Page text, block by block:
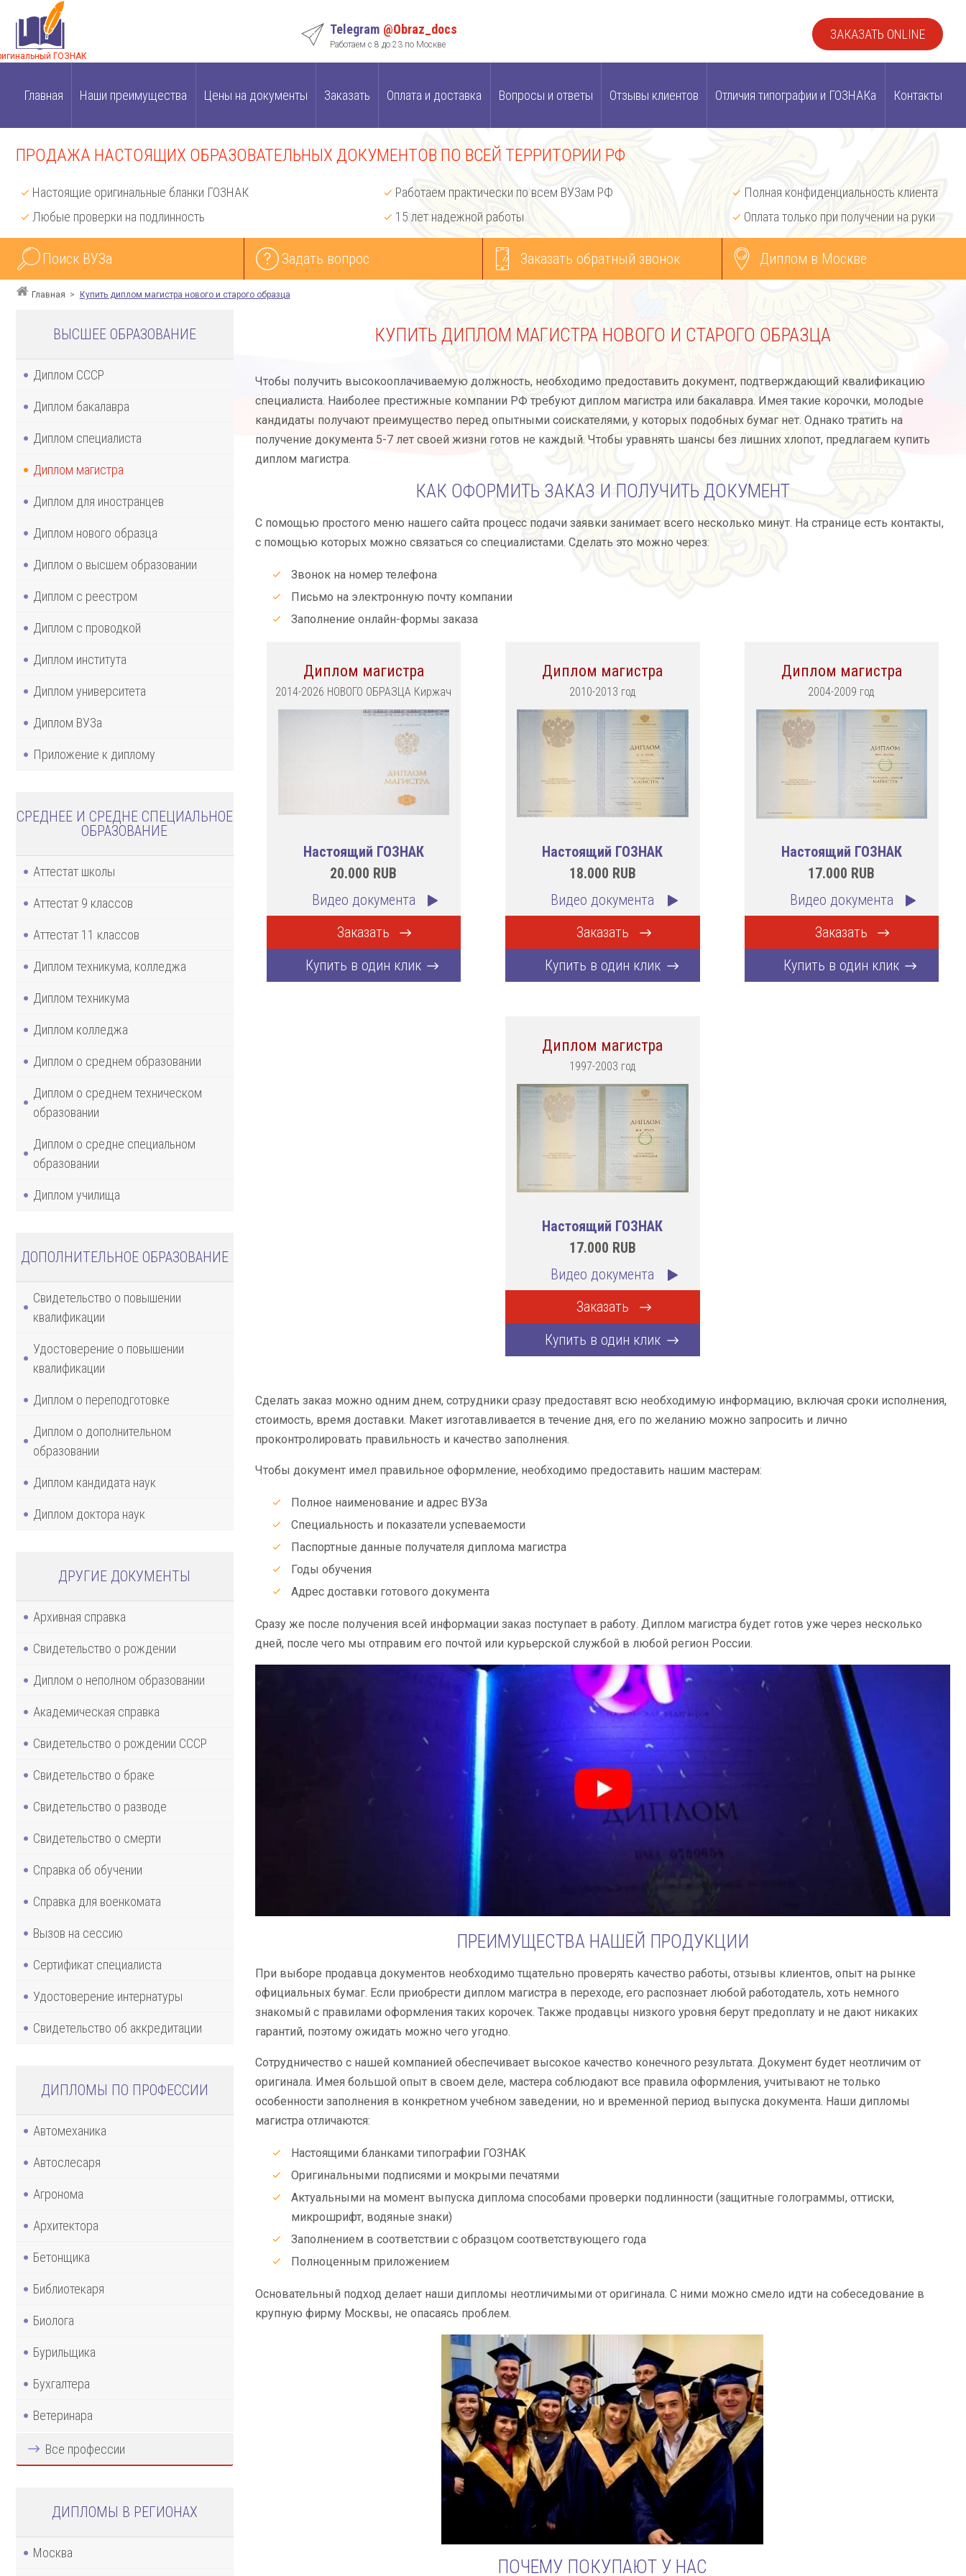
ГОЗНАК
Telegram @Obraz_docs
Работаем с 8 до 23 по Москве
ЗАКАЗАТЬ ONLINE
Главная Наши преимущества Цены на документы Заказать Оплата и доставка Вопросы и ответы Отзывы клиентов Отличия типографии и ГОЗНАКа Контакты
ПРОДАЖА НАСТОЯЩИХ ОБРАЗОВАТЕЛЬНЫХ ДОКУМЕНТОВ ПО ВСЕЙ ТЕРРИТОРИИ РФ
Настоящие оригинальные бланки ГОЗНАК
Любые проверки на подлинность
Работаем практически по всем ВУЗам РФ
15 лет надежной работы
Полная конфиденциальность клиента
Оплата только при получении на руки
Поиск ВУЗа Задать вопрос Заказать обратный звонок Диплом в Москве
Главная Купить диплом магистра нового и старого образца
ВЫСШЕЕ ОБРАЗОВАНИЕ
Диплом СССР
Диплом бакалавра
Диплом специалиста
Диплом магистра
Диплом для иностранцев
Диплом нового образца
Диплом о высшем образовании
Диплом с реестром
Диплом с проводкой
Диплом института
Диплом университета
Диплом ВУЗа
Приложение к диплому
СРЕДНЕЕ И СРЕДНЕ СПЕЦИАЛЬНОЕ
ОБРАЗОВАНИЕ
Аттестат школы
Аттестат 9 классов
Аттестат 11 классов
Диплом техникума, колледжа
Диплом техникума
Диплом колледжа
Диплом о среднем образовании
Диплом о среднем техническом
образовании
Диплом о средне специальном
образовании
Диплом училища
ДОПОЛНИТЕЛЬНОЕ ОБРАЗОВАНИЕ
Свидетельство о повышении
квалификации
Удостоверение о повышении
квалификации
Диплом о переподготовке
Диплом о дополнительном
образовании
Диплом кандидата наук
Диплом доктора наук
ДРУГИЕ ДОКУМЕНТЫ
Архивная справка
Свидетельство о рождении
Диплом о неполном образовании
Академическая справка
Свидетельство о рождении СССР
Свидетельство о браке
Свидетельство о разводе
Свидетельство о смерти
Справка об обучении
Справка для военкомата
Вызов на сессию
Сертификат специалиста
Удостоверение интернатуры
Свидетельство об аккредитации
ДИПЛОМЫ ПО ПРОФЕССИИ
Автомеханика
Автослесаря
Агронома
Архитектора
Бетонщика
Библиотекаря
Биолога
Бурильщика
Бухгалтера
Ветеринара
Все профессии
ДИПЛОМЫ В РЕГИОНАХ
Москва
КУПИТЬ ДИПЛОМ МАГИСТРА НОВОГО И СТАРОГО ОБРАЗЦА
Чтобы получить высокооплачиваемую должность, необходимо предоставить документ, подтверждающий квалификацию
специалиста. Наиболее престижные компании РФ требуют диплом магистра или бакалавра. Имея такие корочки, молодые
кандидаты получают преимущество перед опытными соискателями, у которых подобных бумаг нет. Однако тратить на
получение документа 5-7 лет своей жизни готов не каждый. Чтобы уравнять шансы без лишних хлопот, предлагаем купить
диплом магистра.
КАК ОФОРМИТЬ ЗАКАЗ И ПОЛУЧИТЬ ДОКУМЕНТ
С помощью простого меню нашего сайта процесс подачи заявки занимает всего несколько минут. На странице есть контакты,
с помощью которых можно связаться со специалистами. Сделать это можно через:
Звонок на номер телефона
Письмо на электронную почту компании
Заполнение онлайн-формы заказа
Диплом магистра
2014-2026 НОВОГО ОБРАЗЦА Киржач
Настоящий ГОЗНАК
20.000 RUB
Видео документа
Заказать
Купить в один клик
Диплом магистра
2010-2013 год
Настоящий ГОЗНАК
18.000 RUB
Видео документа
Заказать
Купить в один клик
Диплом магистра
2004-2009 год
Настоящий ГОЗНАК
17.000 RUB
Видео документа
Заказать
Купить в один клик
Диплом магистра
1997-2003 год
Настоящий ГОЗНАК
17.000 RUB
Видео документа
Заказать
Купить в один клик
Сделать заказ можно одним днем, сотрудники сразу предоставят всю необходимую информацию, включая сроки исполнения,
стоимость, время доставки. Макет изготавливается в течение дня, его по желанию можно запросить и лично
проконтролировать правильность и качество заполнения.
Чтобы документ имел правильное оформление, необходимо предоставить нашим мастерам:
Полное наименование и адрес ВУЗа
Специальность и показатели успеваемости
Паспортные данные получателя диплома магистра
Годы обучения
Адрес доставки готового документа
Сразу же после получения всей информации заказ поступает в работу. Диплом магистра будет готов уже через несколько
дней, после чего мы отправим его почтой или курьерской службой в любой регион России.
ПРЕИМУЩЕСТВА НАШЕЙ ПРОДУКЦИИ
При выборе продавца документов необходимо тщательно проверять качество работы, отзывы клиентов, опыт на рынке
официальных бумаг. Если приобрести диплом магистра в переходе, его распознает любой работодатель, хоть немного
знакомый с правилами оформления таких корочек. Также продавцы низкого уровня берут предоплату и не дают никаких
гарантий, поэтому ожидать можно чего угодно.
Сотрудничество с нашей компанией обеспечивает высокое качество конечного результата. Документ будет неотличим от
оригинала. Имея большой опыт в своем деле, мастера соблюдают все правила оформления, учитывают не только
особенности заполнения в конкретном учебном заведении, но и временной период выпуска документа. Наши дипломы
магистра отличаются:
Настоящими бланками типографии ГОЗНАК
Оригинальными подписями и мокрыми печатями
Актуальными на момент выпуска диплома способами проверки подлинности (защитные голограммы, оттиски,
микрошрифт, водяные знаки)
Заполнением в соответствии с образцом соответствующего года
Полноценным приложением
Основательный подход делает наши дипломы неотличимыми от оригинала. С ними можно смело идти на собеседование в
крупную фирму Москвы, не опасаясь проблем.
ПОЧЕМУ ПОКУПАЮТ У НАС